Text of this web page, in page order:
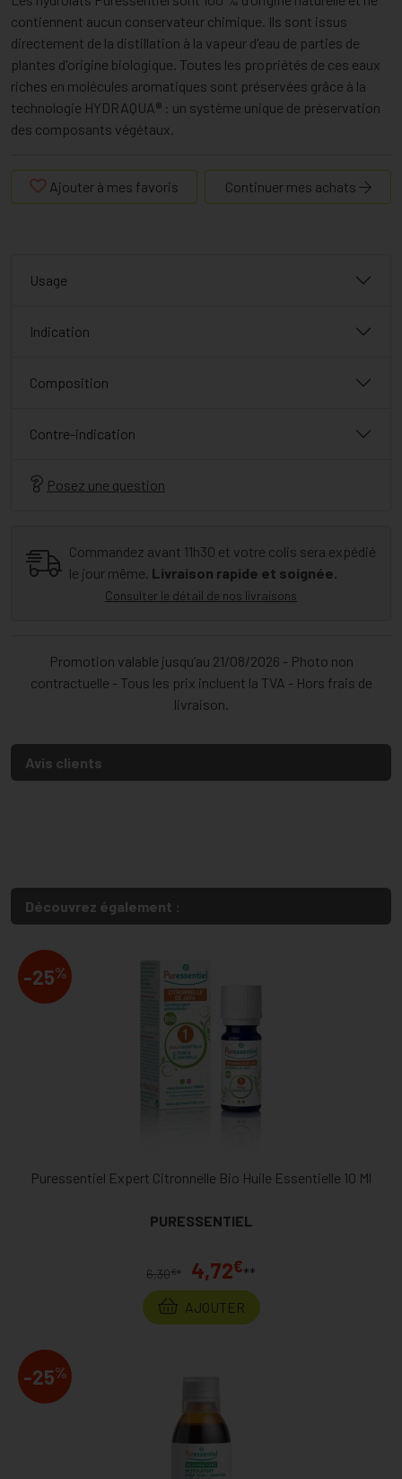
contiennent aucun conservateur chimique. Ils sont issus
directement de la distillation à la vapeur d'eau de parties de
plantes d'origine biologique. Toutes les propriétés de ces eaux
riches en molécules aromatiques sont préservées grâce à la
technologie HYDRAQUA® : un système unique de préservation
des composants végétaux.
Ajouter à mes favoris Continuer mes achats
Usage
Indication
Composition
Contre-indication
Posez une question
Commandez avant 11h30 et votre colis sera expédié
le jour même. Livraison rapide et soignée.
Consulter le détail de nos livraisons
Promotion valable jusqu’au 21/08/2026 - Photo non
contractuelle - Tous les prix incluent la TVA - Hors frais de
livraison.
Avis clients
Découvrez également :
-25%
Puressentiel Expert Citronnelle Bio Huile Essentielle 10 Ml
PURESSENTIEL
6,30€* 4,72€**
AJOUTER
-25%